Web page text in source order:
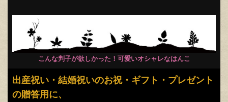
こんな判子が欲しかった！可愛いオシャレなはんこ
出産祝い・結婚祝いのお祝・ギフト・プレゼント
の贈答用に、